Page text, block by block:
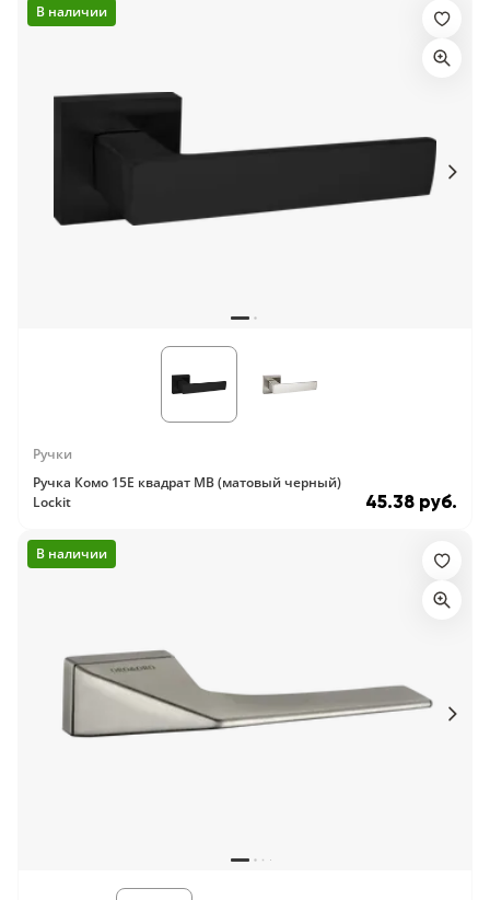
В наличии
Ручки
Ручка Комо 15E квадрат MB (матовый черный)
Lockit
45.38 руб.
В наличии